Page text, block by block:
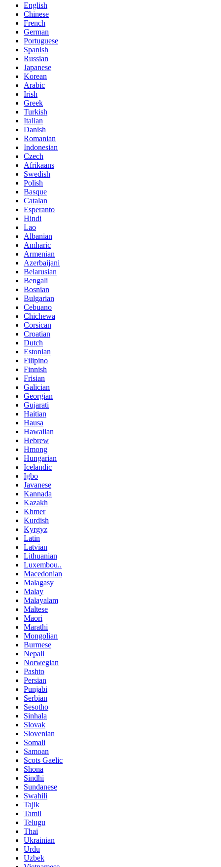
English
Chinese
French
German
Portuguese
Spanish
Russian
Japanese
Korean
Arabic
Irish
Greek
Turkish
Italian
Danish
Romanian
Indonesian
Czech
Afrikaans
Swedish
Polish
Basque
Catalan
Esperanto
Hindi
Lao
Albanian
Amharic
Armenian
Azerbaijani
Belarusian
Bengali
Bosnian
Bulgarian
Cebuano
Chichewa
Corsican
Croatian
Dutch
Estonian
Filipino
Finnish
Frisian
Galician
Georgian
Gujarati
Haitian
Hausa
Hawaiian
Hebrew
Hmong
Hungarian
Icelandic
Igbo
Javanese
Kannada
Kazakh
Khmer
Kurdish
Kyrgyz
Latin
Latvian
Lithuanian
Luxembou..
Macedonian
Malagasy
Malay
Malayalam
Maltese
Maori
Marathi
Mongolian
Burmese
Nepali
Norwegian
Pashto
Persian
Punjabi
Serbian
Sesotho
Sinhala
Slovak
Slovenian
Somali
Samoan
Scots Gaelic
Shona
Sindhi
Sundanese
Swahili
Tajik
Tamil
Telugu
Thai
Ukrainian
Urdu
Uzbek